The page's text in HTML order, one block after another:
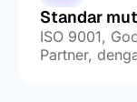
Standar
ISO 9001,
Partner,